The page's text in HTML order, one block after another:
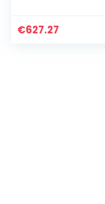
Indo-Perzisch Luxe
€627.27